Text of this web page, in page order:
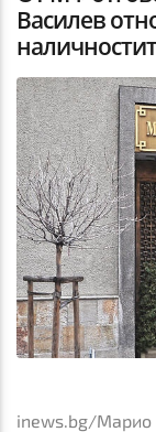
Василев
inews.bg/Марио